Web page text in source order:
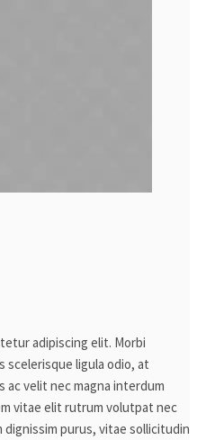
adipiscing elit. Morbi
scelerisque ligula odio, at
ac velit nec magna interdum
vitae elit rutrum volutpat nec
purus, vitae sollicitudin